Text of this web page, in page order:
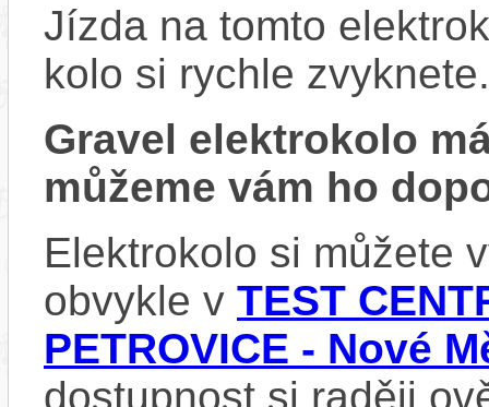
Jízda na tomto
kolo si rychle zvyknete.
Gravel elektrokolo
můžeme vám ho
Elektrokolo si můžete
obvykle v TEST
PETROVICE - Nové
dostupnost si raději